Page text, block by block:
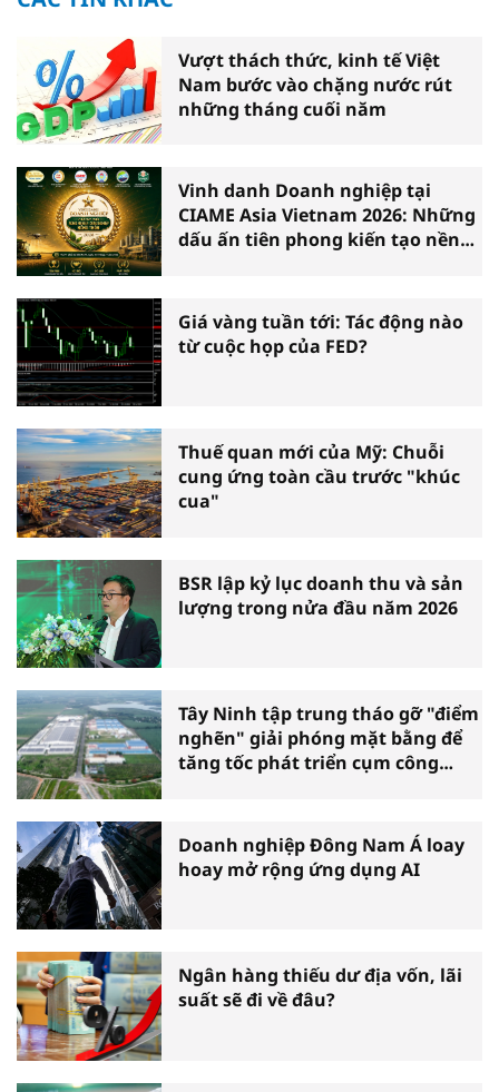
Vượt thách thức, kinh tế Việt
Nam bước vào chặng nước rút
những tháng cuối năm
Vinh danh Doanh nghiệp tại
CIAME Asia Vietnam 2026: Những
dấu ấn tiên phong kiến tạo nền
Giá vàng tuần tới: Tác động nào
từ cuộc họp của FED?
Thuế quan mới của Mỹ: Chuỗi
cung ứng toàn cầu trước "khúc
cua"
BSR lập kỷ lục doanh thu và sản
lượng trong nửa đầu năm 2026
Tây Ninh tập trung tháo gỡ "điểm
nghẽn" giải phóng mặt bằng để
tăng tốc phát triển cụm công
Doanh nghiệp Đông Nam Á loay
hoay mở rộng ứng dụng AI
Ngân hàng thiếu dư địa vốn, lãi
suất sẽ đi về đâu?